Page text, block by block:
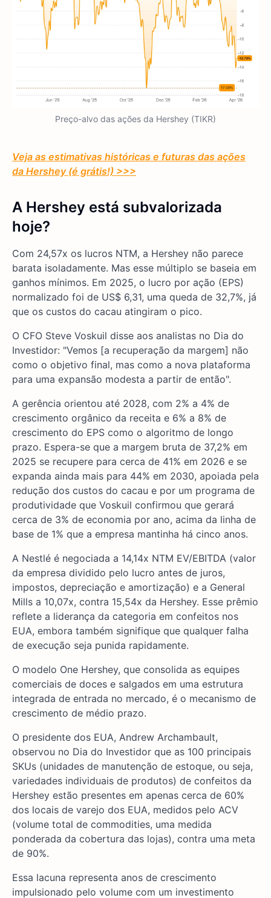
Preço-alvo das ações da Hershey (TIKR)
Veja as estimativas históricas e futuras das ações
da Hershey (é grátis!) >>>
A Hershey está subvalorizada
hoje?
Com 24,57x os lucros NTM, a Hershey não parece
barata isoladamente. Mas esse múltiplo se baseia em
ganhos mínimos. Em 2025, o lucro por ação (EPS)
normalizado foi de US$ 6,31, uma queda de 32,7%, já
que os custos do cacau atingiram o pico.
O CFO Steve Voskuil disse aos analistas no Dia do
Investidor: "Vemos [a recuperação da margem] não
como o objetivo final, mas como a nova plataforma
para uma expansão modesta a partir de então".
A gerência orientou até 2028, com 2% a 4% de
crescimento orgânico da receita e 6% a 8% de
crescimento do EPS como o algoritmo de longo
prazo. Espera-se que a margem bruta de 37,2% em
2025 se recupere para cerca de 41% em 2026 e se
expanda ainda mais para 44% em 2030, apoiada pela
redução dos custos do cacau e por um programa de
produtividade que Voskuil confirmou que gerará
cerca de 3% de economia por ano, acima da linha de
base de 1% que a empresa mantinha há cinco anos.
A Nestlé é negociada a 14,14x NTM EV/EBITDA (valor
da empresa dividido pelo lucro antes de juros,
impostos, depreciação e amortização) e a General
Mills a 10,07x, contra 15,54x da Hershey. Esse prêmio
reflete a liderança da categoria em confeitos nos
EUA, embora também signifique que qualquer falha
de execução seja punida rapidamente.
O modelo One Hershey, que consolida as equipes
comerciais de doces e salgados em uma estrutura
integrada de entrada no mercado, é o mecanismo de
crescimento de médio prazo.
O presidente dos EUA, Andrew Archambault,
observou no Dia do Investidor que as 100 principais
SKUs (unidades de manutenção de estoque, ou seja,
variedades individuais de produtos) de confeitos da
Hershey estão presentes em apenas cerca de 60%
dos locais de varejo dos EUA, medidos pelo ACV
(volume total de commodities, uma medida
ponderada da cobertura das lojas), contra uma meta
de 90%.
Essa lacuna representa anos de crescimento
impulsionado pelo volume com um investimento